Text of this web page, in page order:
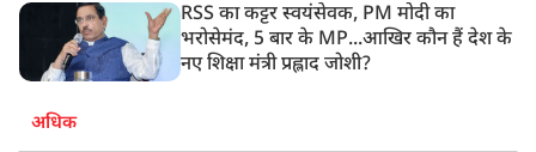
RSS का कट्टर स्वयंसेवक, PM मोदी का
भरोसेमंद, 5 बार के MP...आखिर कौन हैं देश के
नए शिक्षा मंत्री प्रह्लाद जोशी?
अधिक